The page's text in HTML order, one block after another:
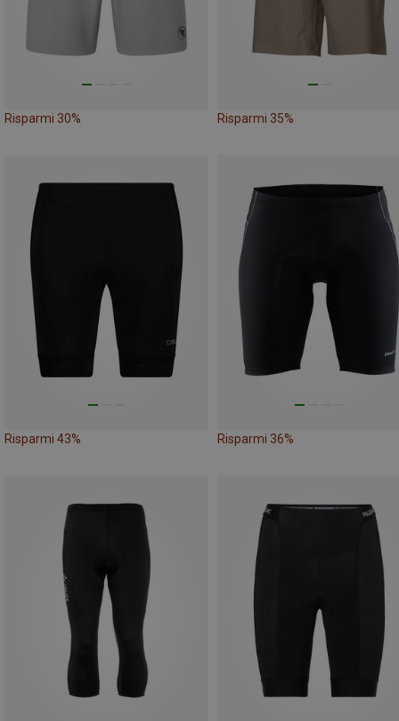
Risparmi 30% Risparmi 35%
Risparmi 43% Risparmi 36%